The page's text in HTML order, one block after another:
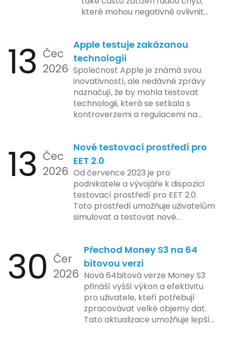
které mohou negativně ovlivnit
by se podnikatelé měli vyvarovat.
13 Čec
2026
Apple testuje zakázanou
technologii
Společnost Apple je známá svou
inovativností, ale nedávné zprávy
naznačují, že by mohla testovat
technologii, která se setkala s
kontroverzemi a regulacemi na
implementace funkce, která by
mohla porušovat určité zákonné
limity na ochranu osobních údajů.
Tato technologie se zaměřuje na
pokročilé sledování uživatelských
aktivit, což vyvolalo obavy ohledně
soukromí a ochrany dat uživatelů.
bezpečnost a ochranu spotřebitelů,
regulační orgány různých zemí jsou
na pozoru a sledují vývoj celého
případu velmi bedlivě. Vedení
společnosti zatím neposkytlo
podrobnější informace o
konkrétních záměrech či časové
ose zavedení této technologie.
13 Čec
2026
Nové testovací prostředí pro
EET 2.0
Od července 2023 je pro
podnikatele a vývojáře k dispozici
testovací prostředí pro EET 2.0.
Toto prostředí umožňuje uživatelům
simulovat a testovat nové
kontrolovaném prostředí. Uživatelé
mají možnost předem se seznámit s
aktualizacemi, a tím lépe připravit
své systémy na oficiální zavedení
nového systému.
30 Čer
2026
Přechod Money S3 na 64
bitovou verzi
Nová 64bitová verze Money S3
přináší vyšší výkon a efektivitu
pro uživatele, kteří potřebují
zpracovávat velké objemy dat.
Tato aktualizace umožňuje lepší